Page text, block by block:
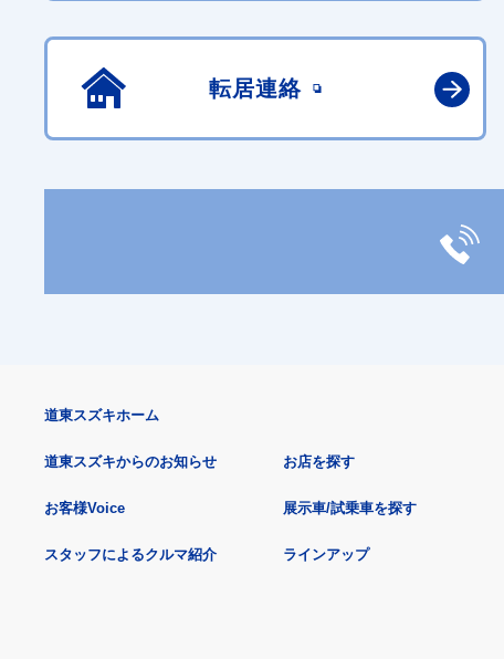
転居連絡
道東スズキホーム
道東スズキからのお知らせ
お客様Voice
スタッフによるクルマ紹介
お店を探す
展示車/試乗車を探す
ラインアップ